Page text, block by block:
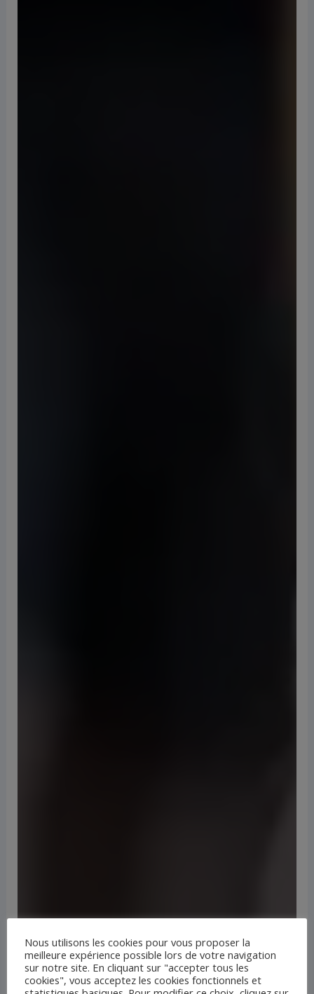
Nous utilisons les cookies pour vous proposer la
meilleure expérience possible lors de votre navigation
sur notre site. En cliquant sur "accepter tous les
cookies", vous acceptez les cookies fonctionnels et